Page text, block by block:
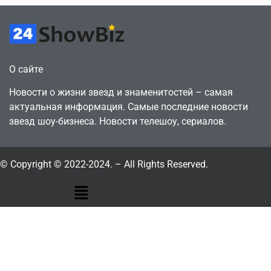
О сайте
Новости о жизни звезд и знаменитостей – самая
актуальная информация. Самые последние новости
звезд шоу-бизнеса. Новости телешоу, сериалов.
© Copyright © 2022-2024. – All Rights Reserved.